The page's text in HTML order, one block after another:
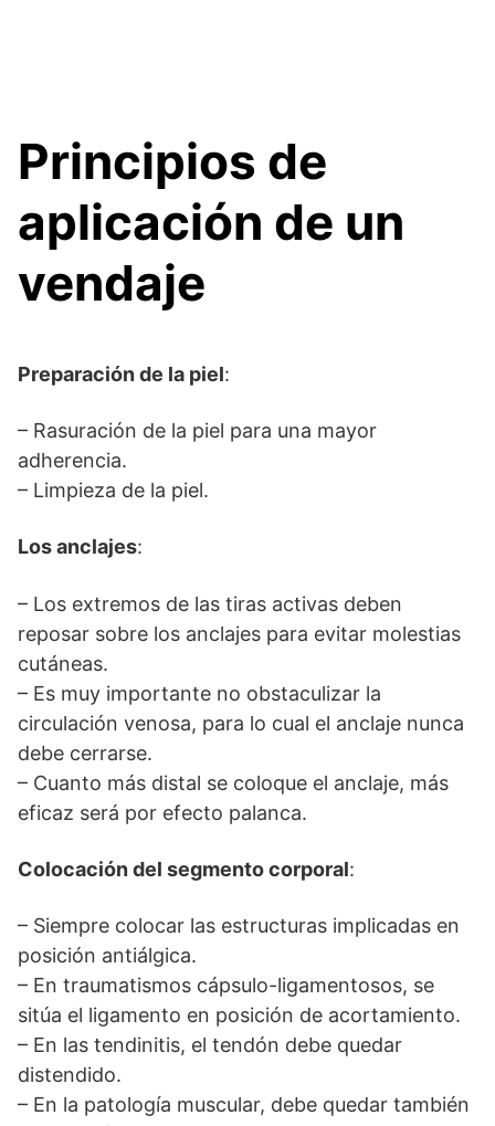
Principios de
aplicación de un
vendaje
Preparación de la piel:
– Rasuración de la piel para una mayor
adherencia.
– Limpieza de la piel.
Los anclajes:
– Los extremos de las tiras activas deben
reposar sobre los anclajes para evitar molestias
cutáneas.
– Es muy importante no obstaculizar la
circulación venosa, para lo cual el anclaje nunca
debe cerrarse.
– Cuanto más distal se coloque el anclaje, más
eficaz será por efecto palanca.
Colocación del segmento corporal:
– Siempre colocar las estructuras implicadas en
posición antiálgica.
– En traumatismos cápsulo-ligamentosos, se
sitúa el ligamento en posición de acortamiento.
– En las tendinitis, el tendón debe quedar
distendido.
– En la patología muscular, debe quedar también